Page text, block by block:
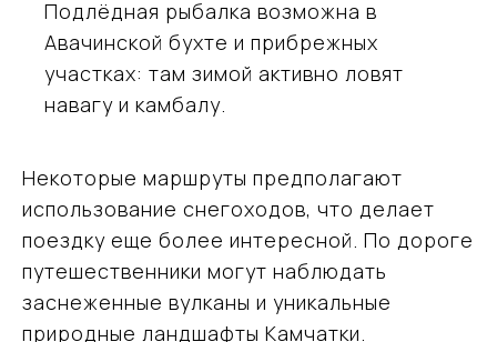
Подлёдная рыбалка возможна в
Авачинской бухте и прибрежных
участках: там зимой активно ловят
навагу и камбалу.
Некоторые маршруты предполагают
использование снегоходов, что делает
поездку еще более интересной. По дороге
путешественники могут наблюдать
заснеженные вулканы и уникальные
природные ландшафты Камчатки.